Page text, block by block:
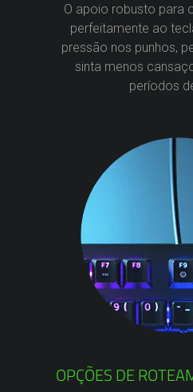
O apoio robusto para
perfeitamente ao
pressão nos punhos,
sinta menos
períodos
OPÇÕES DE